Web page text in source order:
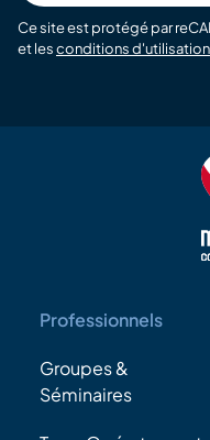
Ce site est protégé par
et lesconditions d'utilisation
Professionnels
Groupes &
Séminaires